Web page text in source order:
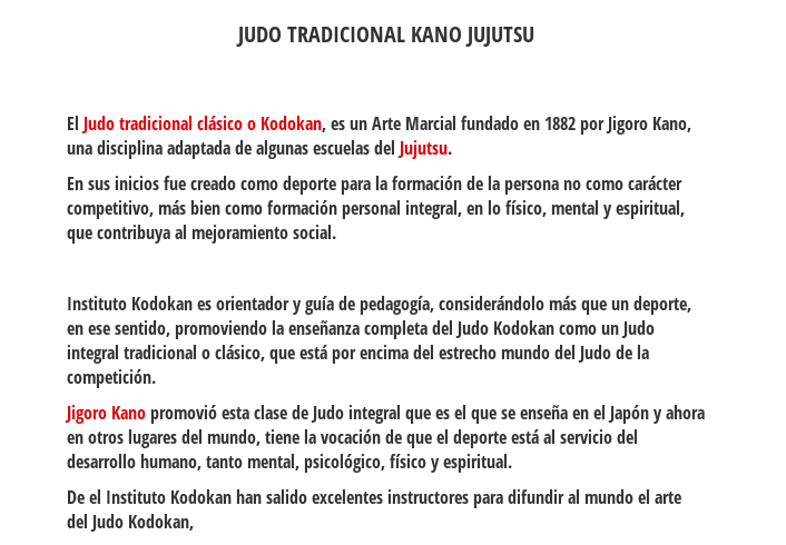
JUDO TRADICIONAL KANO JUJUTSU
El Judo tradicional clásico o Kodokan, es un Arte Marcial fundado en 1882 por Jigoro Kano,
una disciplina adaptada de algunas escuelas del Jujutsu.
En sus inicios fue creado como deporte para la formación de la persona no como carácter
competitivo, más bien como formación personal integral, en lo físico, mental y espiritual,
que contribuya al mejoramiento social.
Instituto Kodokan es orientador y guía de pedagogía, considerándolo más que un deporte,
en ese sentido, promoviendo la enseñanza completa del Judo Kodokan como un Judo
integral tradicional o clásico, que está por encima del estrecho mundo del Judo de la
competición.
Jigoro Kano promovió esta clase de Judo integral que es el que se enseña en el Japón y ahora
en otros lugares del mundo, tiene la vocación de que el deporte está al servicio del
desarrollo humano, tanto mental, psicológico, físico y espiritual.
De el Instituto Kodokan han salido excelentes instructores para difundir al mundo el arte
del Judo Kodokan,